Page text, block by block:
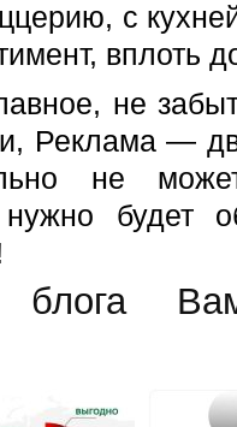
с
вплоть
не
Реклама —
не
будет
блога